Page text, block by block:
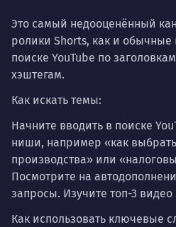
Это самый недооценённый
ролики Shorts, как и
поиске YouTube по
хэштегам.
Как искать темы:
Начните вводить в поиске
ниши, например «как выбрать
производства» или
Посмотрите на
запросы. Изучите топ-3 видео
Как использовать ключевые